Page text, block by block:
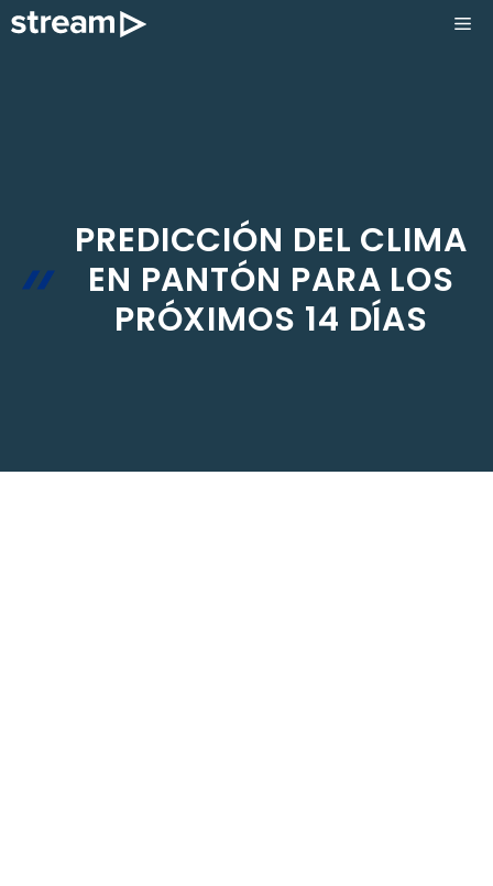
Saltar
PREDICCIÓN DEL CLIMA
EN PANTÓN PARA LOS
PRÓXIMOS 14 DÍAS